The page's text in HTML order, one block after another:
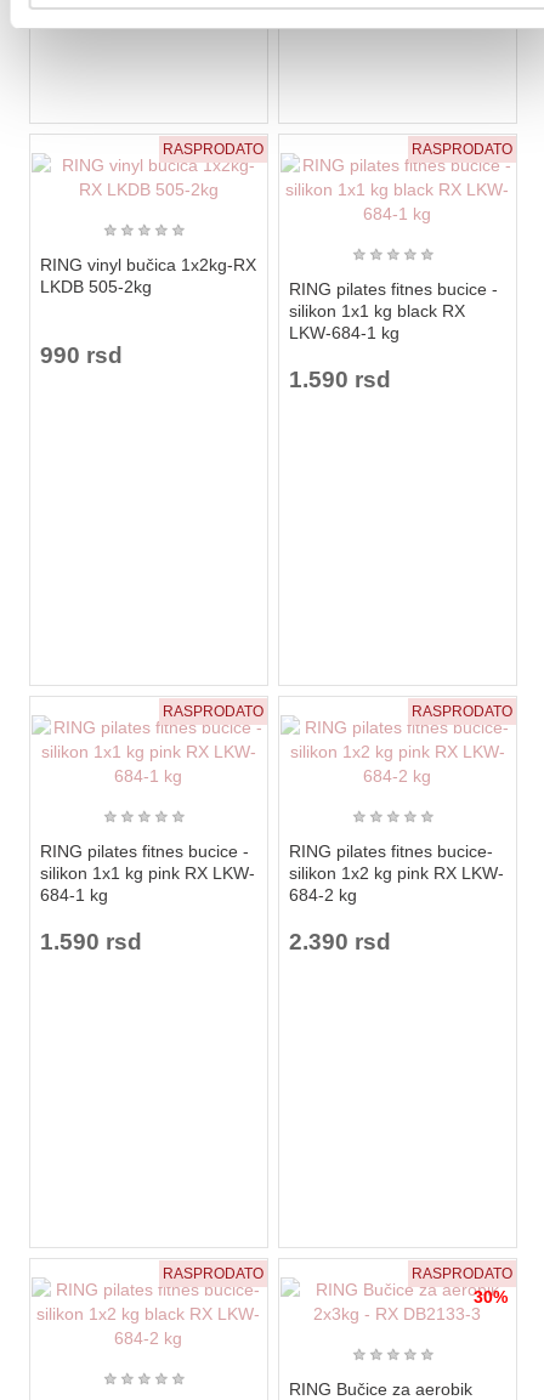
RASPRODATO
★ ★ ★ ★ ★
RING vinyl bučica 1x2kg-RX
LKDB 505-2kg
990 rsd
RASPRODATO
★ ★ ★ ★ ★
RING pilates fitnes bucice -
silikon 1x1 kg black RX
LKW-684-1 kg
1.590 rsd
RASPRODATO
★ ★ ★ ★ ★
RING pilates fitnes bucice -
silikon 1x1 kg pink RX LKW-
684-1 kg
1.590 rsd
RASPRODATO
★ ★ ★ ★ ★
RING pilates fitnes bucice-
silikon 1x2 kg pink RX LKW-
684-2 kg
2.390 rsd
RASPRODATO
★ ★ ★ ★ ★
RASPRODATO
30%
★ ★ ★ ★ ★
RING Bučice za aerobik